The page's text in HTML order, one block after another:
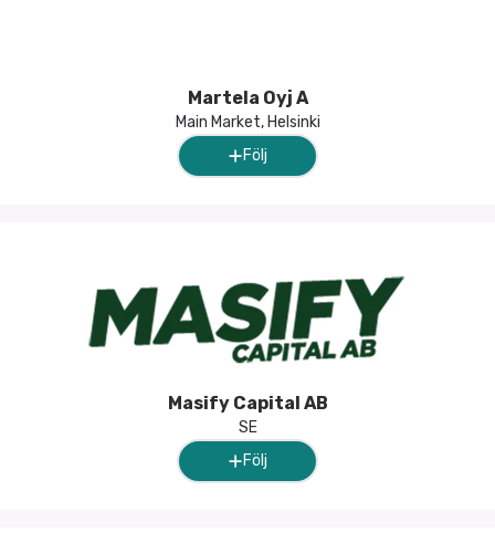
Martela Oyj A
Main Market, Helsinki
Följ
Masify Capital AB
SE
Följ